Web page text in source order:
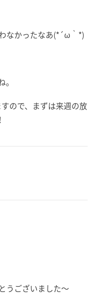
なかったなあ(*´ω｀*)
ので、まずは来週の放
うございました～